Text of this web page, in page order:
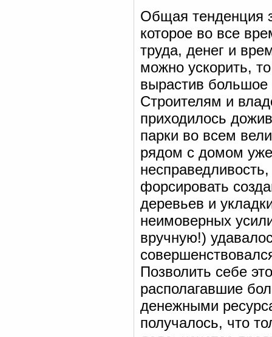
Общая тенденция
которое во все
труда, денег и
можно ускорить,
вырастив
Строителям и
приходилось
парки во всем
рядом с домом
форсировать
деревьев и
неимоверных
вручную!)
Позволить себе
располагавшие
денежными
получалось, что